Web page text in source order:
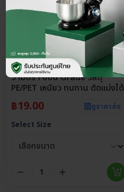
ประกันศูนย์ไทย
ราคาส่ง
5.0
ถุงซีลสุญญากาศลายนูน แบบม้วน
5 เมตร Food Grade วัสดุ
PE/PET เหนียว ทนทาน ตัดแบ่งได้
฿19.00
ดูราคาส่ง
Select Size